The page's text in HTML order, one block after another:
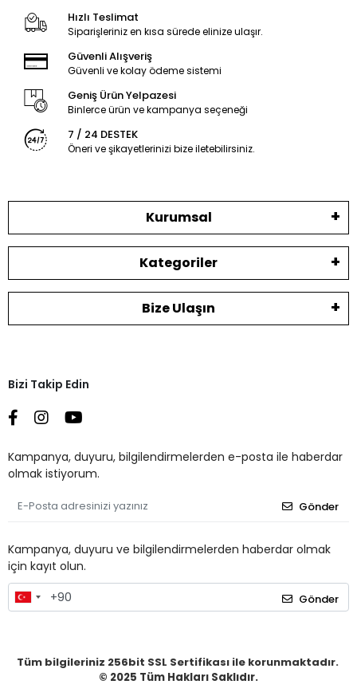
Hızlı Teslimat
Siparişleriniz en kısa sürede elinize ulaşır.
Güvenli Alışveriş
Güvenli ve kolay ödeme sistemi
Geniş Ürün Yelpazesi
Binlerce ürün ve kampanya seçeneği
7 / 24 DESTEK
Öneri ve şikayetlerinizi bize iletebilirsiniz.
Kurumsal
Kategoriler
Bize Ulaşın
Bizi Takip Edin
Kampanya, duyuru, bilgilendirmelerden e-posta ile haberdar
olmak istiyorum.
Gönder
Kampanya, duyuru ve bilgilendirmelerden haberdar olmak
için kayıt olun.
Gönder
Tüm bilgileriniz 256bit SSL Sertifikası ile korunmaktadır.
© 2025 Tüm Hakları Saklıdır.